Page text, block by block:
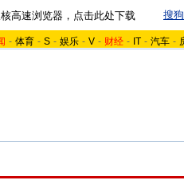
高速浏览器，点击此处下载 搜
- 体育 - S - 娱乐 - V - 财经 - IT - 汽车 -